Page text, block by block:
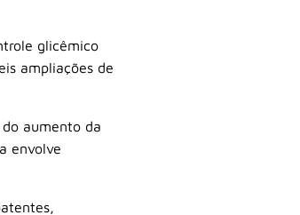
glicêmico
ampliações de
aumento da
envolve